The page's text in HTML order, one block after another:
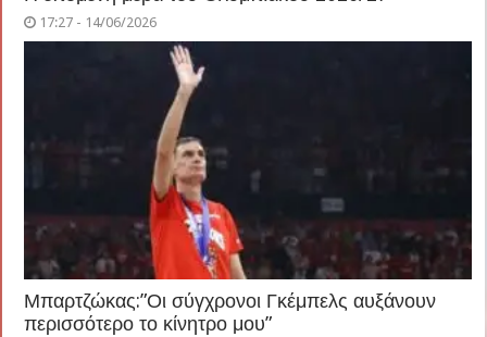
17:27 - 14/06/2026
Μπαρτζώκας:”Οι σύγχρονοι Γκέμπελς αυξάνουν
περισσότερο το κίνητρο μου”